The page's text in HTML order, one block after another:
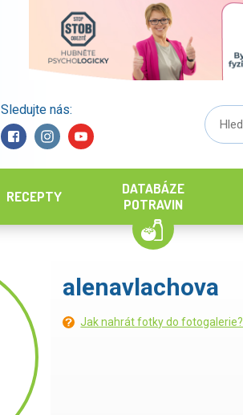
Sledujte nás:
RECEPTY
DATABÁZE
POTRAVIN
alenavlachova
Jak nahrát fotky do fotogalerie?